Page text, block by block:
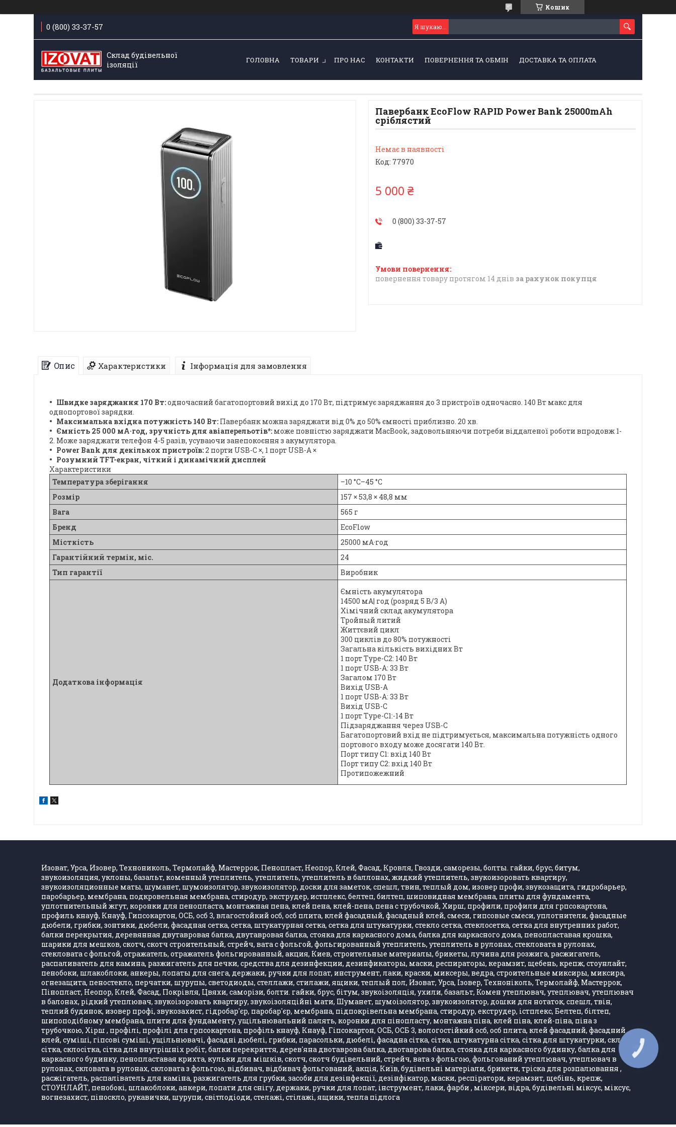
Кошик
0 (800) 33-37-57
Склад будівельної
ізоляції
ГОЛОВНА ТОВАРИ ПРО НАС КОНТАКТИ ПОВЕРНЕННЯ ТА ОБМІН ДОСТАВКА ТА ОПЛАТА
Павербанк EcoFlow RAPID Power Bank 25000mAh
сріблястий
Немає в наявності
Код: 77970
5 000 ₴
0 (800) 33-37-57
повернення товару протягом 14 днів за рахунок покупця
Опис Характеристики Інформація для замовлення
Швидке заряджання 170 Вт:одночасний багатопортовий вихід до 170 Вт, підтримує заряджання до 3 пристроїв одночасно. 140 Вт макс для
однопортової зарядки.
Максимальна вхідна потужність 140 Вт: Павербанк можна заряджати від 0% до 50% ємності приблизно. 20 хв.
Ємність 25 000 мА·год, зручність для авіаперельотів*: може повністю заряджати MacBook, задовольняючи потреби віддаленої роботи впродовж 1-
2. Може заряджати телефон 4-5 разів, усуваючи занепокоєння з акумулятора.
Power Bank для декількох пристроїв:2 порти USB-C ×, 1 порт USB-A ×
Розумний TFT-екран, чіткий і динамічний дисплей
Характеристики
Температура зберігання
–10 °C–45 °C
Розмір
157 × 53,8 × 48,8 мм
Вага
565 г
Бренд
EcoFlow
Місткість
25000 мА·год
Гарантійний термін, міс.
24
Тип гарантії
Виробник
Додаткова інформація
Ємність акумулятора
14500 мА| год (розряд 5 В/3 А)
Хімічний склад акумулятора
Тройный литий
Життєвий цикл
300 циклів до 80% потужності
Загальна кількість вихідних Вт
1 порт Type-C2: 140 Вт
1 порт USB-A: 33 Вт
Загалом 170 Вт
Вихід USB-A
1 порт USB-A: 33 Вт
Вихід USB-C
1 порт Type-C1:-14 Вт
Підзаряджання через USB-C
Багатопортовий вхід не підтримується, максимальна потужність одного
портового входу може досягати 140 Вт.
Порт типу C1: вхід 140 Вт
Порт типу C2: вхід 140 Вт
Протипожежний
Изоват, Урса, Изовер, Технониколь, Термолайф, Мастеррок, Пенопласт, Неопор, Клей, Фасад, Кровля, Гвозди, саморезы, болты. гайки, брус, битум,
звукоизоляция, уклоны, базальт, коменный утеплитель, утеплитель, утеплитель в баллонах, жидкий утеплитель, звукоизоровать квартиру,
звукоизоляционные маты, шуманет, шумоизолятор, звукоизолятор, доски для заметок, спешл, твин, теплый дом, изовер профи, звукозащита, гидробарьер,
паробарьер, мембрана, подкровельная мембрана, стиродур, экструдер, истплекс, белтеп, билтеп, шиповидная мембрана, плиты для фундамента,
уплотнительный жгут, коронки для пенопласта, монтажная пена, клей пена, клей-пена, пена с трубочкой, Хирш, профили, профили для грпсокартона,
профиль кнауф, Кнауф, Гипсокартон, ОСБ, осб 3, влагостойкий осб, осб плита, клей фасадный, фасадный клей, смеси, гипсовые смеси, уплотнители, фасадные
дюбели, грибки, зонтики, дюбели, фасадная сетка, сетка, штукатурная сетка, сетка для штукатурки, стекло сетка, стеклосетка, сетка для внутренних работ,
балки перекрытия, деревянная двутавровая балка, двутавровая балка, стояка для каркасного дома, балка для каркасного дома, пенопластавая крошка,
шарики для мешков, скотч, скотч строительный, стрейч, вата с фольгой, фольгированный утеплитель, утеплитель в рулонах, стекловата в рулонах,
стекловата с фольгой, отражатель, отражатель фольгированный, акция, Киев, строительные материалы, брикеты, лучина для розжига, расжигатель,
распаливатель для камина, разжигатель для печки, средства для дезинфекции, дезинфикаторы, маски, респираторы, керамзит, щебень, крепж, стоунлайт,
пенобоки, шлакоблоки, анкеры, лопаты для снега, держаки, ручки для лопат, инструмент, лаки, краски, миксеры, ведра, строительные миксиры, миксира,
огнезащита, пеностекло, перчатки, шурупы, светодиоды, стеллажи, стилажи, ящики, теплый пол, Изоват, Урса, Ізовер, Техноніколь, Термолайф, Мастеррок,
Пінопласт, Неопор, Клей, Фасад, Покрівля, Цвяхи, саморізи, болти. гайки, брус, бітум, звукоізоляція, ухили, базальт, Комен утеплювач, утеплювач, утеплювач
в балонах, рідкий утеплювач, звукоізоровать квартиру, звукоізоляційні мати, Шуманет, шумоізолятор, звукоизолятор, дошки для нотаток, спешл, твін,
теплий будинок, изовер профі, звукозахист, гідробар'єр, паробар'єр, мембрана, підпокрівельна мембрана, стиродур, екструдер, істплекс, Белтеп, білтеп,
шипоподібному мембрана, плити для фундаменту, ущільнювальний палять, коронки для пінопласту, монтажна піна, клей піна, клей-піна, піна з
трубочкою, Хірш , профілі, профілі для грпсокартона, профіль кнауф, Кнауф, Гіпсокартон, ОСБ, ОСБ 3, вологостійкий осб, осб плита, клей фасадний, фасадний
клей, суміші, гіпсові суміші, ущільнювачі, фасадні дюбелі, грибки, парасольки, дюбелі, фасадна сітка, сітка, штукатурна сітка, сітка для штукатурки, скло
сітка, склосітка, сітка для внутрішніх робіт, балки перекриття, дерев'яна двотаврова балка, двотаврова балка, стояка для каркасного будинку, балка для
каркасного будинку, пенопластавая крихта, кульки для мішків, скотч, скотч будівельний, стрейч, вата з фольгою, фольгований утеплювач, утеплювач в
рулонах, скловата в рулонах, скловата з фольгою, відбивач, відбивач фольгований, акція, Київ, будівельні матеріали, брикети, тріска для розпалювання ,
расжігатель, распаліватель для каміна, разжигатель для грубки, засоби для дезінфекції, дезінфікатор, маски, респіратори, керамзит, щебінь, крепж,
СТОУНЛАЙТ, пенобокі, шлакоблоки, анкери, лопати для снігу, держаки, ручки для лопат, інструмент, лаки, фарби , міксери, відра, будівельні міксує, міксує,
вогнезахист, піноскло, рукавички, шурупи, світлодіоди, стелажі, стілажі, ящики, тепла підлога
КНОПКА
ЗВ'ЯЗКУ